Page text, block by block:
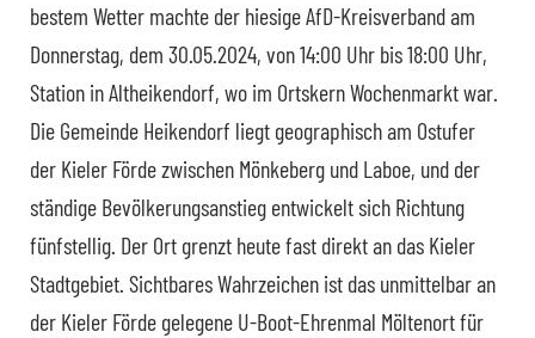
bestem Wetter machte der hiesige AfD-Kreisverband am
Donnerstag, dem 30.05.2024, von 14:00 Uhr bis 18:00 Uhr,
Station in Altheikendorf, wo im Ortskern Wochenmarkt war.
Die Gemeinde Heikendorf liegt geographisch am Ostufer
der Kieler Förde zwischen Mönkeberg und Laboe, und der
ständige Bevölkerungsanstieg entwickelt sich Richtung
fünfstellig. Der Ort grenzt heute fast direkt an das Kieler
Stadtgebiet. Sichtbares Wahrzeichen ist das unmittelbar an
der Kieler Förde gelegene U-Boot-Ehrenmal Möltenort für